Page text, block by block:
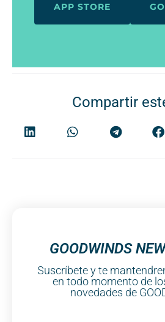
APP STORE
Compartir
GOODWINDS
Suscríbete y te
en todo momento de
novedades de